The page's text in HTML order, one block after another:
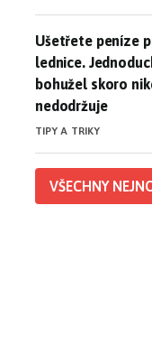
Ušetřete peníze
Ušetřete peníze
lednice.
bohužel skoro
nedodržuje
TIPY A TRIKY
VŠECHNY